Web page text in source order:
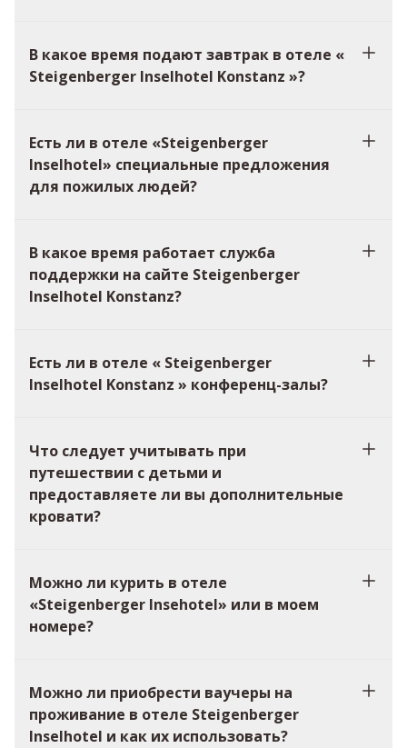
В какое время подают завтрак в отеле «
Steigenberger Inselhotel Konstanz »?
Есть ли в отеле «Steigenberger
Inselhotel» специальные предложения
для пожилых людей?
В какое время работает служба
поддержки на сайте Steigenberger
Inselhotel Konstanz?
Есть ли в отеле « Steigenberger
Inselhotel Konstanz » конференц-залы?
Что следует учитывать при
путешествии с детьми и
предоставляете ли вы дополнительные
кровати?
Можно ли курить в отеле
«Steigenberger Insehotel» или в моем
номере?
Можно ли приобрести ваучеры на
проживание в отеле Steigenberger
Inselhotel и как их использовать?